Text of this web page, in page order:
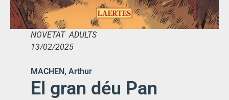
NOVETAT ADULTS
13/02/2025
MACHEN, Arthur
El gran déu Pan